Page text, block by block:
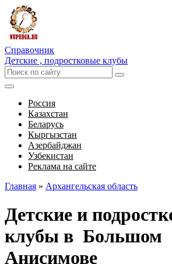
Справочник
Детские , подростковые клубы
Россия
Казахстан
Беларусь
Кыргызстан
Азербайджан
Узбекистан
Реклама на сайте
Главная » Архангельская область
Детские и
клубы в Большом
Анисимове